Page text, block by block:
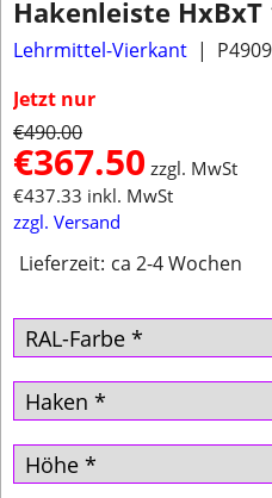
Hakenleiste HxBxT
Lehrmittel-Vierkant
Jetzt nur
€490.00
€367.50 zzgl. MwSt
€437.33 inkl. MwSt
zzgl. Versand
Lieferzeit: ca 2-4 Wochen